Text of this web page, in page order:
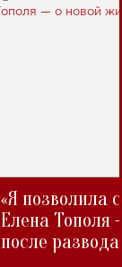
«Я позволила
Елена Тополя
после развода